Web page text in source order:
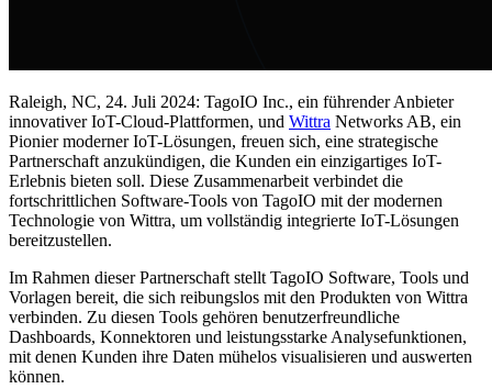
Raleigh, NC, 24. Juli 2024: TagoIO Inc., ein führender Anbieter
innovativer IoT-Cloud-Plattformen, und Wittra Networks AB, ein
Pionier moderner IoT-Lösungen, freuen sich, eine strategische
Partnerschaft anzukündigen, die Kunden ein einzigartiges IoT-
Erlebnis bieten soll. Diese Zusammenarbeit verbindet die
fortschrittlichen Software-Tools von TagoIO mit der modernen
Technologie von Wittra, um vollständig integrierte IoT-Lösungen
bereitzustellen.
Im Rahmen dieser Partnerschaft stellt TagoIO Software, Tools und
Vorlagen bereit, die sich reibungslos mit den Produkten von Wittra
verbinden. Zu diesen Tools gehören benutzerfreundliche
Dashboards, Konnektoren und leistungsstarke Analysefunktionen,
mit denen Kunden ihre Daten mühelos visualisieren und auswerten
können.